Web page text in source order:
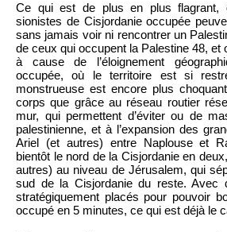
Ce qui est de plus en plus flagrant,
sionistes de Cisjordanie occupée
sans jamais voir ni rencontrer un
de ceux qui occupent la Palestine 48, et
à cause de l’éloignement
occupée, où le territoire est si
monstrueuse est encore plus
corps que grâce au réseau routier
mur, qui permettent d’éviter ou de
palestinienne, et à l’expansion des
Ariel (et autres) entre Naplouse et
bientôt le nord de la Cisjordanie en
autres) au niveau de Jérusalem, qui
sud de la Cisjordanie du reste. Avec
stratégiquement placés pour pouvoir
occupé en 5 minutes, ce qui est déjà le